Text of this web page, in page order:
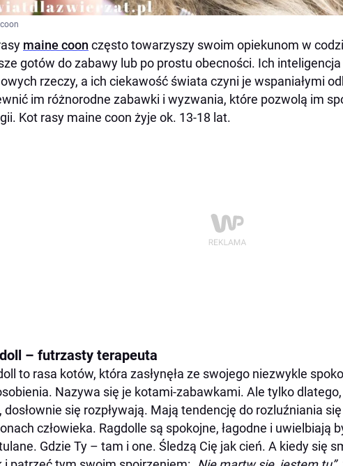
maine coon często towarzyszy swoim opiekunom w
gotów do zabawy lub po prostu obecności. Ich inteligencja
rzeczy, a ich ciekawość świata czyni je wspaniałymi
im różnorodne zabawki i wyzwania, które pozwolą im
Kot rasy maine coon żyje ok. 13-18 lat.
– futrzasty terapeuta
to rasa kotów, która zasłynęła ze swojego niezwykle
Nazywa się je kotami-zabawkami. Ale tylko
dosłownie się rozpływają. Mają tendencję do rozluźniania
człowieka. Ragdolle są spokojne, łagodne i uwielbiają
Gdzie Ty – tam i one. Śledzą Cię jak cień. A kiedy się